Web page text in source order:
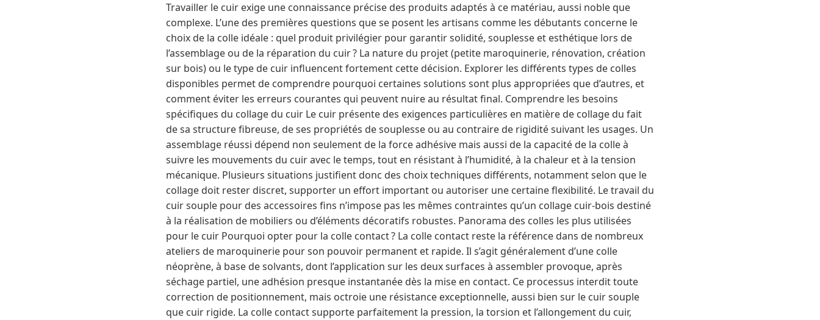
Travailler le cuir exige une connaissance précise des produits adaptés à ce matériau, aussi noble que
complexe. L’une des premières questions que se posent les artisans comme les débutants concerne le
choix de la colle idéale : quel produit privilégier pour garantir solidité, souplesse et esthétique lors de
l’assemblage ou de la réparation du cuir ? La nature du projet (petite maroquinerie, rénovation, création
sur bois) ou le type de cuir influencent fortement cette décision. Explorer les différents types de colles
disponibles permet de comprendre pourquoi certaines solutions sont plus appropriées que d’autres, et
comment éviter les erreurs courantes qui peuvent nuire au résultat final. Comprendre les besoins
spécifiques du collage du cuir Le cuir présente des exigences particulières en matière de collage du fait
de sa structure fibreuse, de ses propriétés de souplesse ou au contraire de rigidité suivant les usages. Un
assemblage réussi dépend non seulement de la force adhésive mais aussi de la capacité de la colle à
suivre les mouvements du cuir avec le temps, tout en résistant à l’humidité, à la chaleur et à la tension
mécanique. Plusieurs situations justifient donc des choix techniques différents, notamment selon que le
collage doit rester discret, supporter un effort important ou autoriser une certaine flexibilité. Le travail du
cuir souple pour des accessoires fins n’impose pas les mêmes contraintes qu’un collage cuir-bois destiné
à la réalisation de mobiliers ou d’éléments décoratifs robustes. Panorama des colles les plus utilisées
pour le cuir Pourquoi opter pour la colle contact ? La colle contact reste la référence dans de nombreux
ateliers de maroquinerie pour son pouvoir permanent et rapide. Il s’agit généralement d’une colle
néoprène, à base de solvants, dont l’application sur les deux surfaces à assembler provoque, après
séchage partiel, une adhésion presque instantanée dès la mise en contact. Ce processus interdit toute
correction de positionnement, mais octroie une résistance exceptionnelle, aussi bien sur le cuir souple
que cuir rigide. La colle contact supporte parfaitement la pression, la torsion et l’allongement du cuir,